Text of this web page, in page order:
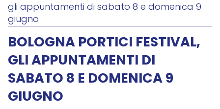
gli appuntamenti di sabato 8 e domenica 9
giugno
BOLOGNA PORTICI FESTIVAL,
GLI APPUNTAMENTI DI
SABATO 8 E DOMENICA 9
GIUGNO